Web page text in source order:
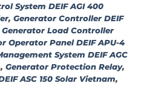
System DEIF AGI 400
, Generator Controller DEIF
Generator Load Controller
Operator Panel DEIF APU-4
System DEIF AGC
, Generator Protection Relay,
ASC 150 Solar Vietnam,